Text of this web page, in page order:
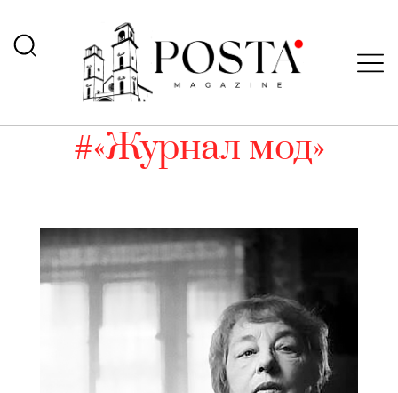
#«Журнал мод»